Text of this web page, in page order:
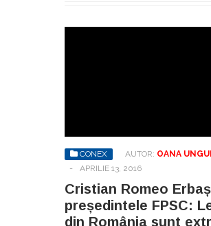
CONEX AUTOR: OANA
-
APRILIE 13, 2016
Cristian Romeo
președintele FPSC:
din România sunt